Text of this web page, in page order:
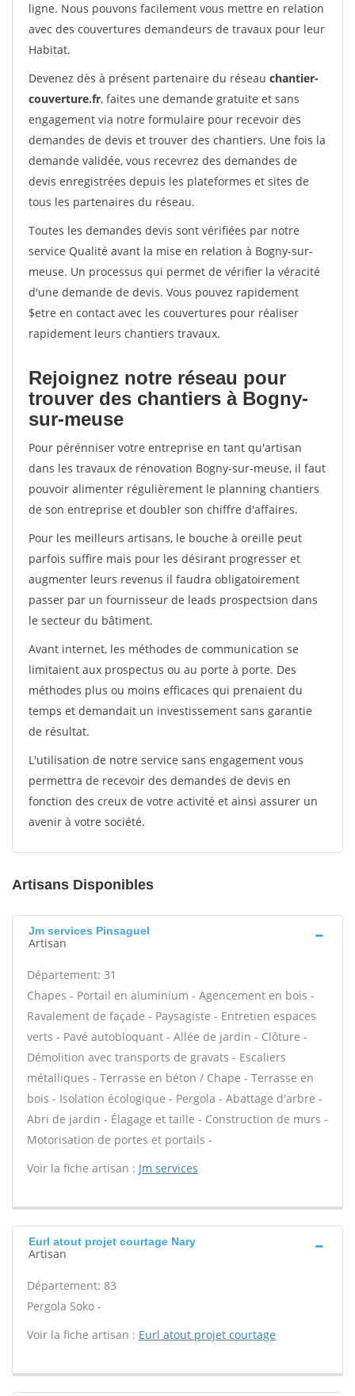
ligne. Nous pouvons facilement vous mettre en relation
avec des couvertures demandeurs de travaux pour leur
Habitat.
Devenez dès à présent partenaire du réseau chantier-
couverture.fr, faites une demande gratuite et sans
engagement via notre formulaire pour recevoir des
demandes de devis et trouver des chantiers. Une fois la
demande validée, vous recevrez des demandes de
devis enregistrées depuis les plateformes et sites de
tous les partenaires du réseau.
Toutes les demandes devis sont vérifiées par notre
service Qualité avant la mise en relation à Bogny-sur-
meuse. Un processus qui permet de vérifier la véracité
d'une demande de devis. Vous pouvez rapidement
$etre en contact avec les couvertures pour réaliser
rapidement leurs chantiers travaux.
Rejoignez notre réseau pour
trouver des chantiers à Bogny-
sur-meuse
Pour pérénniser votre entreprise en tant qu'artisan
dans les travaux de rénovation Bogny-sur-meuse, il faut
pouvoir alimenter régulièrement le planning chantiers
de son entreprise et doubler son chiffre d'affaires.
Pour les meilleurs artisans, le bouche à oreille peut
parfois suffire mais pour les désirant progresser et
augmenter leurs revenus il faudra obligatoirement
passer par un fournisseur de leads prospectsion dans
le secteur du bâtiment.
Avant internet, les méthodes de communication se
limitaient aux prospectus ou au porte à porte. Des
méthodes plus ou moins efficaces qui prenaient du
temps et demandait un investissement sans garantie
de résultat.
L'utilisation de notre service sans engagement vous
permettra de recevoir des demandes de devis en
fonction des creux de votre activité et ainsi assurer un
avenir à votre société.
Artisans Disponibles
Jm services Pinsaguel
Artisan
Département: 31
Chapes - Portail en aluminium - Agencement en bois -
Ravalement de façade - Paysagiste - Entretien espaces
verts - Pavé autobloquant - Allée de jardin - Clôture -
Démolition avec transports de gravats - Escaliers
métalliques - Terrasse en béton / Chape - Terrasse en
bois - Isolation écologique - Pergola - Abattage d'arbre -
Abri de jardin - Élagage et taille - Construction de murs -
Motorisation de portes et portails -
Voir la fiche artisan : Jm services
Eurl atout projet courtage Nary
Artisan
Département: 83
Pergola Soko -
Voir la fiche artisan : Eurl atout projet courtage